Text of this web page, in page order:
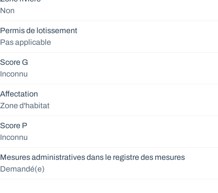
Non
Permis de lotissement
Pas applicable
Score G
Inconnu
Affectation
Zone d'habitat
Score P
Inconnu
Mesures administratives dans le registre des mesures
Demandé(e)